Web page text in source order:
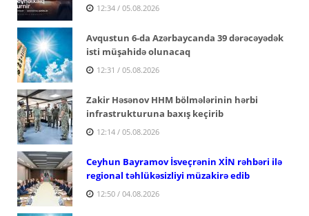
12:34 / 05.08.2026
Avqustun 6-da Azərbaycanda 39 dərəcəyədək
isti müşahidə olunacaq
12:31 / 05.08.2026
Zakir Həsənov HHM bölmələrinin hərbi
infrastrukturuna baxış keçirib
12:14 / 05.08.2026
Ceyhun Bayramov İsveçrənin XİN rəhbəri ilə
regional təhlükəsizliyi müzakirə edib
12:50 / 04.08.2026